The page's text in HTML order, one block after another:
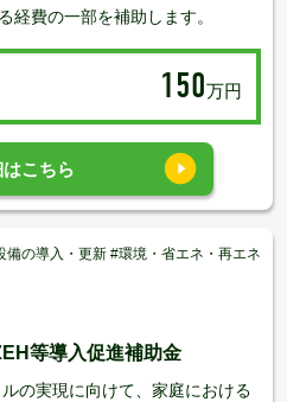
経費の一部を補助します。
150万円
こちら
備の導入・更新 #環境・省エネ・再エネ
等導入促進補助金
の実現に向けて、家庭における